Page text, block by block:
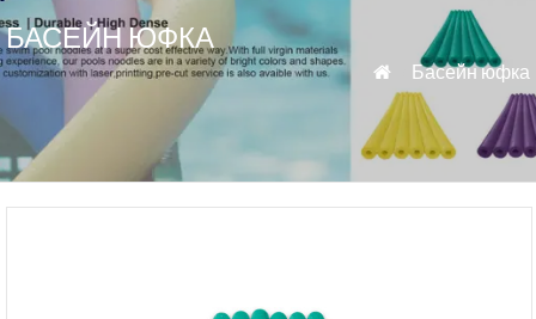
БАСЕЙН ЮФКА
 Басейн юфка